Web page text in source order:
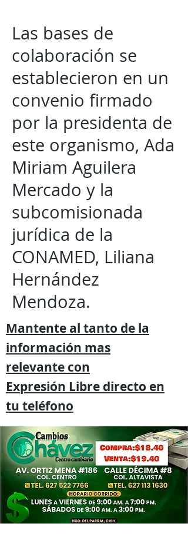
Las bases de
colaboración se
establecieron en un
convenio firmado
por la presidenta de
este organismo, Ada
Miriam Aguilera
Mercado y la
subcomisionada
jurídica de la
CONAMED, Liliana
Hernández
Mendoza.
Mantente al tanto de la
información mas
relevante con
Expresión Libre directo en
tu teléfono